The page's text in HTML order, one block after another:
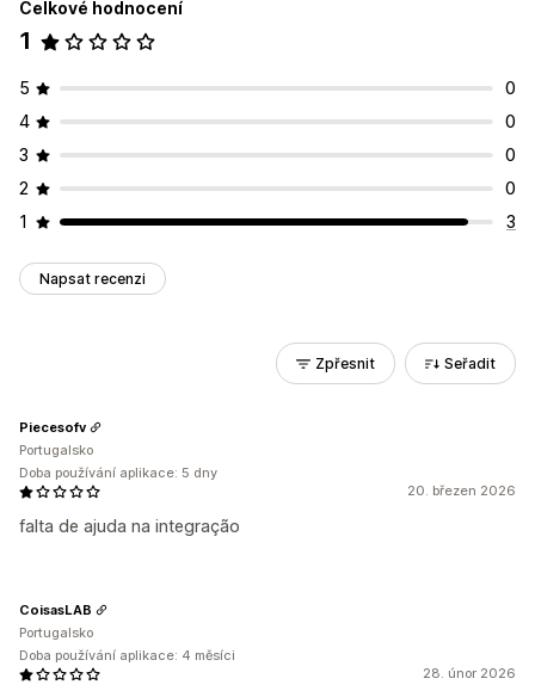
Celkové hodnocení
1
5
0
4
0
3
0
2
0
1
3
Napsat recenzi
Zpřesnit Seřadit
20. březen 2026
falta de ajuda na integração
Piecesofv
Portugalsko
Doba používání aplikace: 5 dny
28. únor 2026
CoisasLAB
Portugalsko
Doba používání aplikace: 4 měsíci